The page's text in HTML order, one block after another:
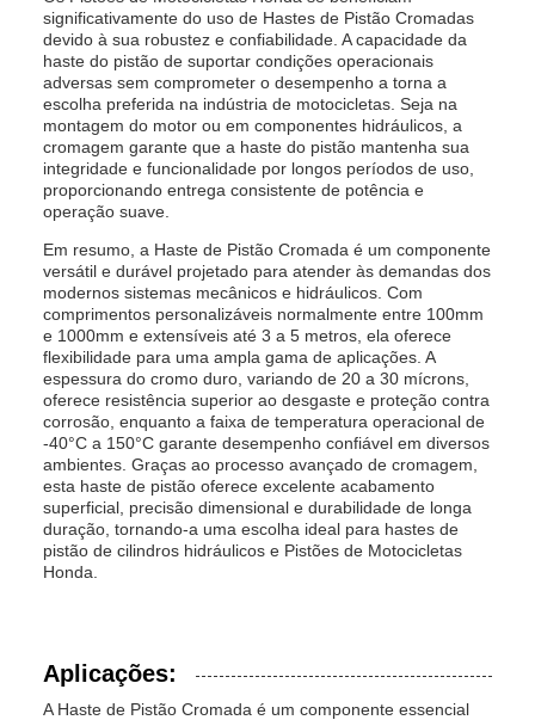
significativamente do uso de Hastes de Pistão Cromadas
devido à sua robustez e confiabilidade. A capacidade da
haste do pistão de suportar condições operacionais
adversas sem comprometer o desempenho a torna a
escolha preferida na indústria de motocicletas. Seja na
montagem do motor ou em componentes hidráulicos, a
cromagem garante que a haste do pistão mantenha sua
integridade e funcionalidade por longos períodos de uso,
proporcionando entrega consistente de potência e
operação suave.
Em resumo, a Haste de Pistão Cromada é um componente
versátil e durável projetado para atender às demandas dos
modernos sistemas mecânicos e hidráulicos. Com
comprimentos personalizáveis normalmente entre 100mm
e 1000mm e extensíveis até 3 a 5 metros, ela oferece
flexibilidade para uma ampla gama de aplicações. A
espessura do cromo duro, variando de 20 a 30 mícrons,
oferece resistência superior ao desgaste e proteção contra
corrosão, enquanto a faixa de temperatura operacional de
-40°C a 150°C garante desempenho confiável em diversos
ambientes. Graças ao processo avançado de cromagem,
esta haste de pistão oferece excelente acabamento
superficial, precisão dimensional e durabilidade de longa
duração, tornando-a uma escolha ideal para hastes de
pistão de cilindros hidráulicos e Pistões de Motocicletas
Honda.
Aplicações:
A Haste de Pistão Cromada é um componente essencial